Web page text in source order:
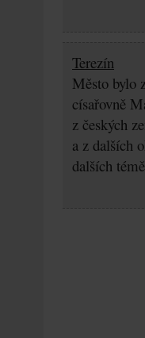
Terezín
Město bylo
císařovně
z českých
a z dalších
dalších